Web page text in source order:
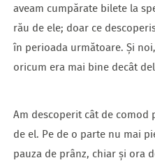
aveam cumpărate bilete la
rău de ele; doar ce
în perioada următoare. Și
oricum era mai bine decât
Am descoperit cât de comod
de el. Pe de o parte nu mai
pauza de prânz, chiar și ora